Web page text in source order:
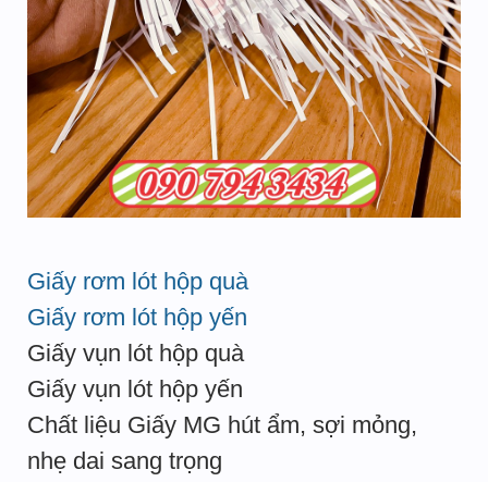
Giấy rơm lót hộp quà
Giấy rơm lót hộp yến
Giấy vụn lót hộp quà
Giấy vụn lót hộp yến
Chất liệu Giấy MG hút ẩm, sợi mỏng,
nhẹ dai sang trọng